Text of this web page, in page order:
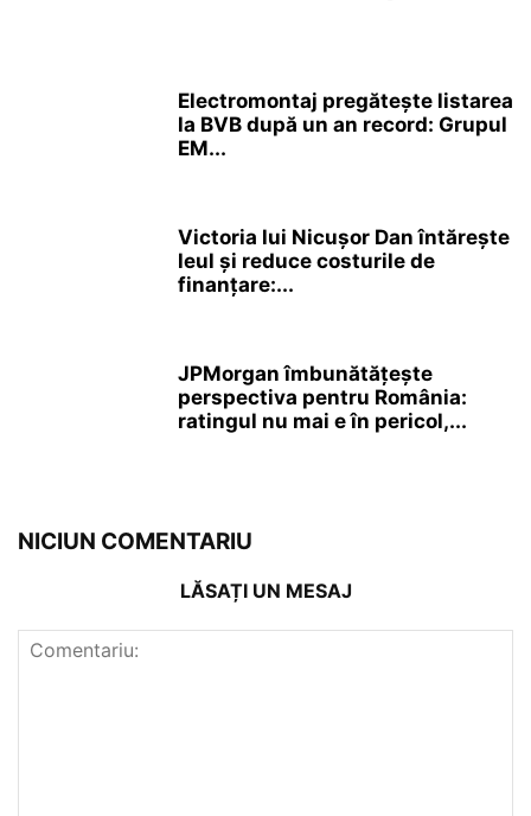
Electromontaj pregătește listarea
la BVB după un an record: Grupul
EM...
Victoria lui Nicușor Dan întărește
leul și reduce costurile de
finanțare:...
JPMorgan îmbunătățește
perspectiva pentru România:
ratingul nu mai e în pericol,...
NICIUN COMENTARIU
LĂSAȚI UN MESAJ